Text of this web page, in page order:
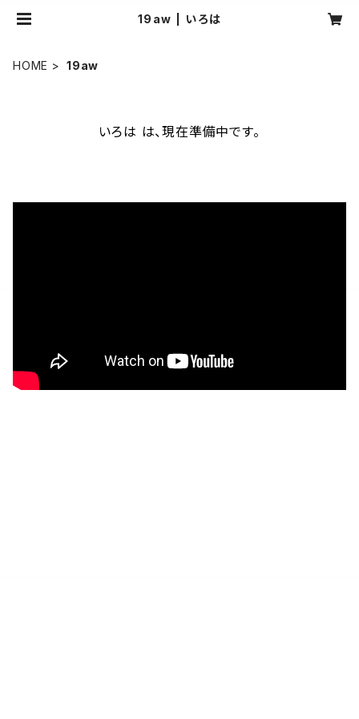
19aw | いろは
HOME 19aw
いろは は、現在準備中です。